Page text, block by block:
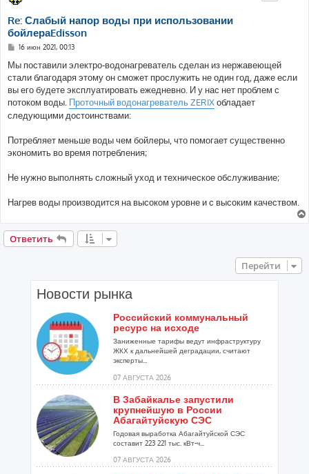
Re: Слабый напор воды при использовании
бойлераEdisson
С
о
б
щ
е
н
и
е
16 июн 2021, 00:13
Мы поставили электро-водонагреватель сделан из нержавеющей
стали благодаря этому он сможет прослужить не один год, даже если
вы его будете эксплуатировать ежедневно. И у нас нет проблем с
потоком воды. Проточный водонагреватель ZERIXобладает
следующими достоинствами:
Потребляет меньше воды чем бойлеры, что помогает существенно
экономить во время потребления;
Не нужно выполнять сложный уход и техническое обслуживание;
Нагрев воды производится на высоком уровне и с высоким качеством.
Ответить
Перейти
Новости рынка
Российский коммунальный
ресурс на исходе
Заниженные тарифы ведут инфраструктуру
ЖКХ к дальнейшей деградации, считают
эксперты...
07 АВГУСТА 2026
В Забайкалье запустили
крупнейшую в России
Абагайтуйскую СЭС
Годовая выработка Абагайтуйской СЭС
составит 223 221 тыс. кВт-ч...
07 АВГУСТА 2026